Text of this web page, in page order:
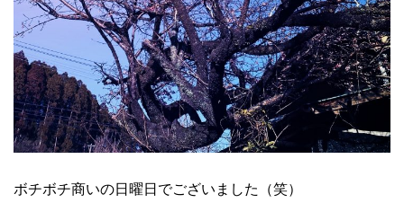
ボチボチ商いの日曜日でございました（笑）